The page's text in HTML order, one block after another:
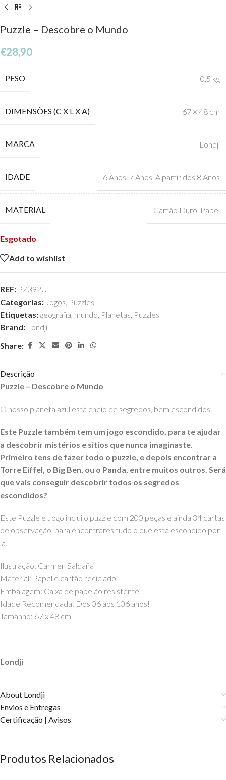
Puzzle – Descobre o Mundo
€28,90
PESO 0,5 kg
DIMENSÕES (C X L X A) 67 × 48 cm
MARCA Londji
IDADE 6 Anos 7 Anos A partir dos 8 Anos
MATERIAL Cartão Duro Papel
Esgotado
Add to wishlist
REF: PZ392U
Categorias: Jogos, Puzzles
Etiquetas:geografia, mundo, Planetas, Puzzles
Brand: Londji
Share:
Descrição
Puzzle – Descobre o Mundo
O nosso planeta azul está cheio de segredos, bem escondidos.
Este Puzzle também tem um jogo escondido, para te ajudar
a descobrir mistérios e sitios que nunca imaginaste.
Primeiro tens de fazer todo o puzzle, e depois encontrar a
Torre Eiffel, o Big Ben, ou o Panda, entre muitos outros. Será
que vais conseguir descobrir todos os segredos
escondidos?
Este Puzzle e Jogo inclui o puzzle com 200 peças e ainda 34 cartas
de observação, para encontrares tudo o que está escondido por
lá.
Ilustração: Carmen Saldaña
Material: Papel e cartão reciclado
Embalagem: Caixa de papelão resistente
Idade Recomendada: Dos 06 aos 106 anos!
Tamanho: 67 x 48 cm
Londji
About Londji
Envios e Entregas
Certificação | Avisos
Produtos Relacionados